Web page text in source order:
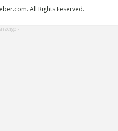
All Rights Reserved.
-